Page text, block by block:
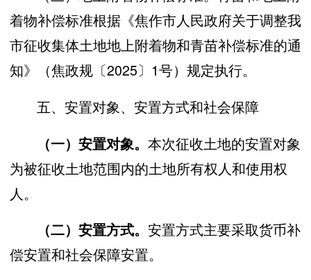
着物补偿标准根据《焦作市人民政府关于调整我
市征收集体土地地上附着物和青苗补偿标准的通
知》（焦政规〔2025〕1号）规定执行。
五、安置对象、安置方式和社会保障
（一）安置对象。本次征收土地的安置对象
为被征收土地范围内的土地所有权人和使用权
人。
（二）安置方式。安置方式主要采取货币补
偿安置和社会保障安置。